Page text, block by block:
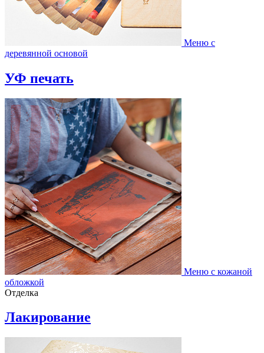
Меню с
деревянной основой
УФ печать
Меню с кожаной
обложкой
Отделка
Лакирование